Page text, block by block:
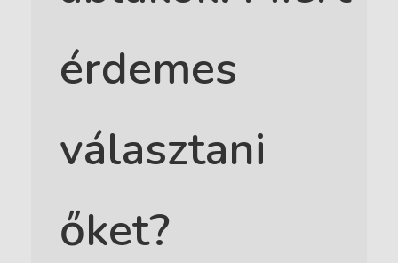
érdemes
választani
őket?